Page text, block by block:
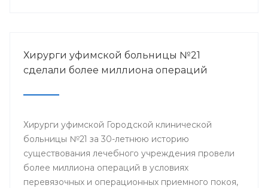
Хирурги уфимской больницы №21
сделали более миллиона операций
Хирурги уфимской Городской клинической
больницы №21 за 30-летнюю историю
существования лечебного учреждения провели
более миллиона операций в условиях
перевязочных и операционных приемного покоя,